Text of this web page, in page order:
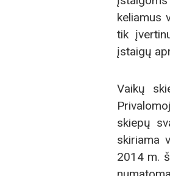
keliamus
tik
įstaigų
Vaikų
skiepų
skiriama
2014 m.